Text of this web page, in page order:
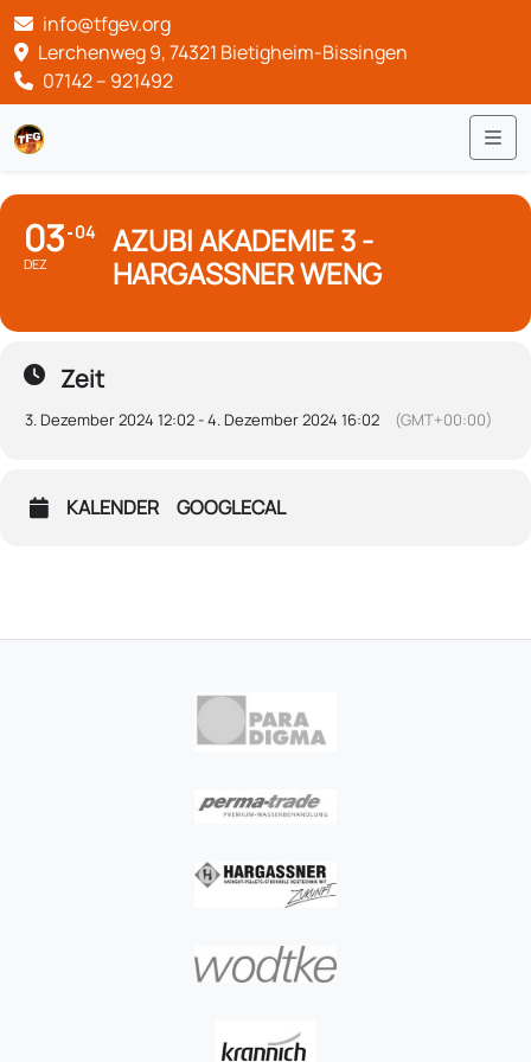
info@tfgev.org
Lerchenweg 9, 74321 Bietigheim-Bissingen
07142 – 921492
03
DEZ
04
AZUBI AKADEMIE 3 -
HARGASSNER WENG
Zeit
3. Dezember 2024 12:02 - 4. Dezember 2024 16:02 (GMT+00:00)
KALENDER GOOGLECAL